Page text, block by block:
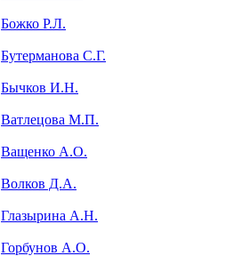
Божко Р.Л.
Бутерманова С.Г.
Бычков И.Н.
Ватлецова М.П.
Ващенко А.О.
Волков Д.А.
Глазырина А.Н.
Горбунов А.О.